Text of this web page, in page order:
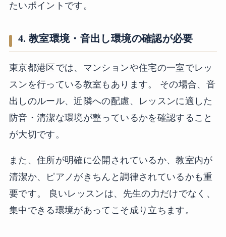
たいポイントです。
4. 教室環境・音出し環境の確認が必要
東京都港区では、マンションや住宅の一室でレッ
スンを行っている教室もあります。 その場合、音
出しのルール、近隣への配慮、レッスンに適した
防音・清潔な環境が整っているかを確認すること
が大切です。
また、住所が明確に公開されているか、教室内が
清潔か、ピアノがきちんと調律されているかも重
要です。 良いレッスンは、先生の力だけでなく、
集中できる環境があってこそ成り立ちます。